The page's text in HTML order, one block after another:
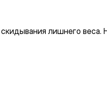
лишнего веса.